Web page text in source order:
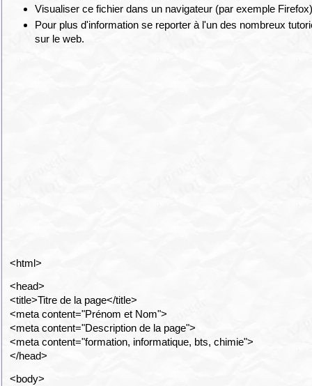
Visualiser ce fichier dans un navigateur (par exemple
Pour plus d'information se reporter à l'un des nombreux
sur le web.
<html>
<head>
<title>Titre de la page</title>
<meta content="Prénom et Nom">
<meta content="Description de la page">
<meta content="formation, informatique, bts, chimie">
</head>
<body>